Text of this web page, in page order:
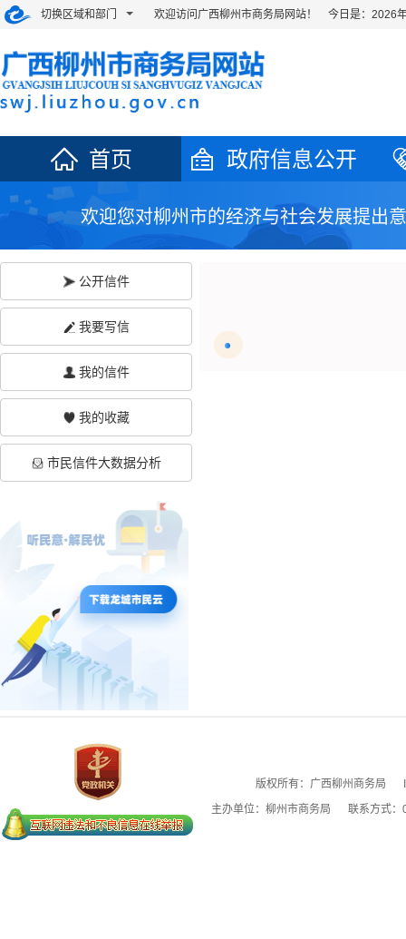
切换区域和部门 欢迎访问广西柳州市商务局网站！ 今日是： 2026
首页 政府信息公开
欢迎您对柳州市的经济与社会发展提出
公开信件
我要写信
我的信件
我的收藏
市民信件大数据分析
版权所有：广西柳州商务局
主办单位：柳州市商务局
联系方式